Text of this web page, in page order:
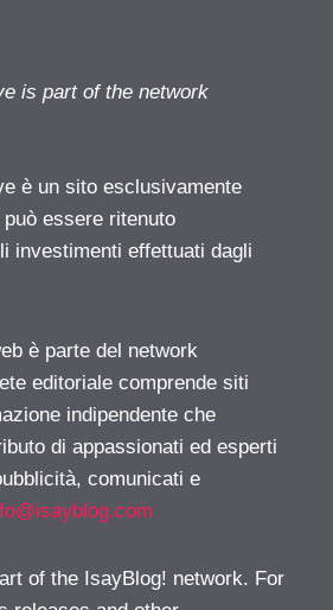
is part of the network
è un sito esclusivamente
essere ritenuto
investimenti effettuati dagli
è parte del network
editoriale comprende siti
indipendente che
di appassionati ed esperti
comunicati e
of the IsayBlog! network. For